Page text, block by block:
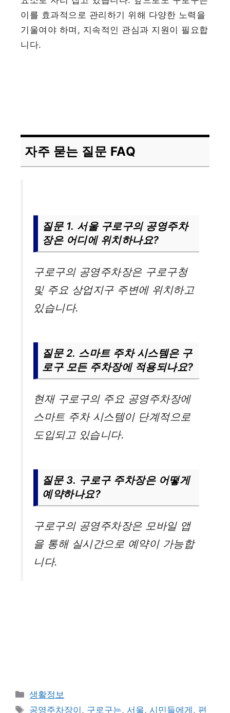
이를 효과적으로 관리하기 위해 다양한 노력을
기울여야 하며, 지속적인 관심과 지원이 필요합
니다.
자주 묻는 질문 FAQ
질문 1. 서울 구로구의 공영주차
장은 어디에 위치하나요?
구로구의 공영주차장은 구로구청
및 주요 상업지구 주변에 위치하고
있습니다.
질문 2. 스마트 주차 시스템은 구
로구 모든 주차장에 적용되나요?
현재 구로구의 주요 공영주차장에
스마트 주차 시스템이 단계적으로
도입되고 있습니다.
질문 3. 구로구 주차장은 어떻게
예약하나요?
구로구의 공영주차장은 모바일 앱
을 통해 실시간으로 예약이 가능합
니다.
카
테
생활정보
태
공영주차장이 , 구로구는, 서울,시민들에게 , 편